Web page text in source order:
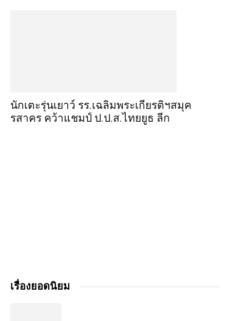
นักเตะรุ่นเยาว์ รร.เฉลิมพระเกียรติฯสมุค
รสาคร คว้าแชมป์ ป.ป.ส.ไทยยูธ ลีก
เรื่องยอดนิยม